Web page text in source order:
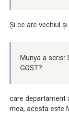
Și ce are vechiul
Munya a scris:
GOST?
care departament
mea, acesta este